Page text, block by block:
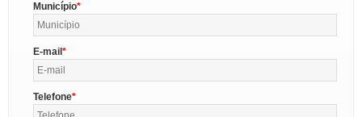
Município
E-mail
Telefone